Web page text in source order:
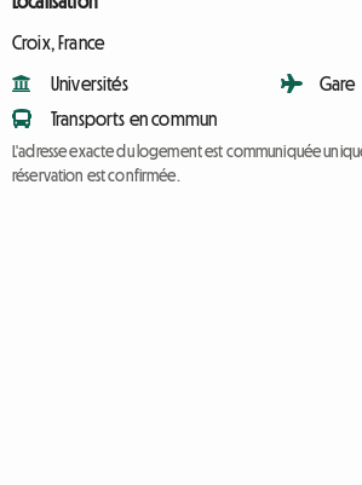
Croix, France
Universités
Transports en commun
Gare
L'adresse exacte du logement est communiquée
réservation est confirmée.